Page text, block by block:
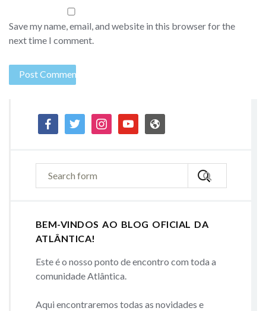
Save my name, email, and website in this browser for the
next time I comment.
facebooktwitter instagramyoutubeadmin-
site
BEM-VINDOS AO BLOG OFICIAL DA
ATLÂNTICA!
Este é o nosso ponto de encontro com toda a
comunidade Atlântica.
Aqui encontraremos todas as novidades e